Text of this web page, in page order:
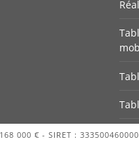
000 € - SIRET :